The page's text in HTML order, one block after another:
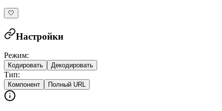
🤍
Настройки
Режим:
Кодировать Декодировать
Тип:
Компонент Полный URL